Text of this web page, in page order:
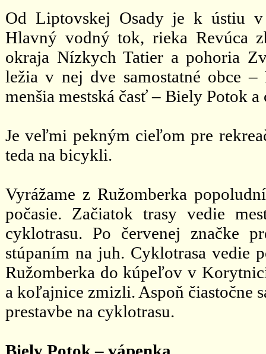
Od Liptovskej Osady je k ústiu
Hlavný vodný tok, rieka Revúca
okraja Nízkych Tatier a pohoria
ležia v nej dve samostatné obce
menšia mestská časť – Biely Potok
Je veľmi pekným cieľom pre
teda na bicykli.
Vyrážame z Ružomberka
počasie. Začiatok trasy vedie
cyklotrasu. Po červenej značke
stúpaním na juh. Cyklotrasa vedie
Ružomberka do kúpeľov v
a koľajnice zmizli. Aspoň čiastočne
prestavbe na cyklotrasu.